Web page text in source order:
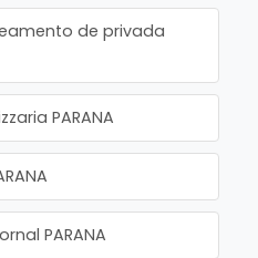
de privada
PARANA
PARANA